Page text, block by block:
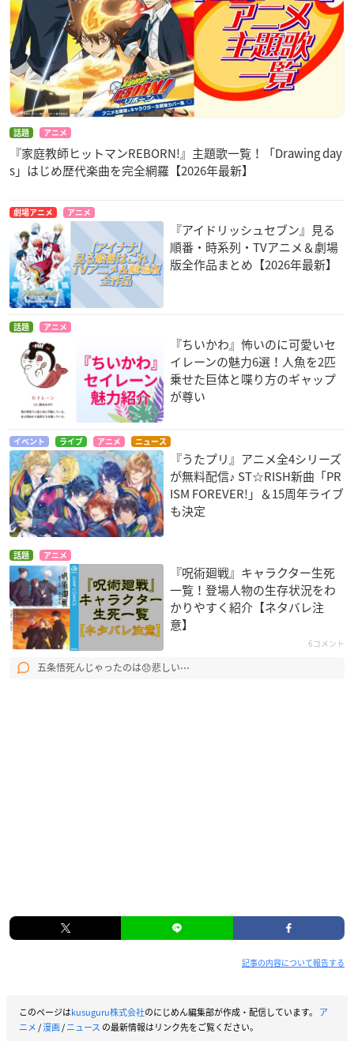
話題 アニメ
『家庭教師ヒットマンREBORN!』主題歌一覧！「Drawing day
s」はじめ歴代楽曲を完全網羅【2026年最新】
劇場アニメ アニメ
『アイドリッシュセブン』見る
順番・時系列・TVアニメ＆劇場
版全作品まとめ【2026年最新】
話題 アニメ
『ちいかわ』怖いのに可愛いセ
イレーンの魅力6選！人魚を2匹
乗せた巨体と喋り方のギャップ
が尊い
イベント ライブ アニメ ニュース
『うたプリ』アニメ全4シリーズ
が無料配信♪ ST☆RISH新曲「PR
ISM FOREVER!」＆15周年ライブ
も決定
話題 アニメ
『呪術廻戦』キャラクター生死
一覧！登場人物の生存状況をわ
かりやすく紹介【ネタバレ注
意】
6コメント
五条悟死んじゃったのは😞悲しい⋯
記事の内容について報告する
このページはkusuguru株式会社のにじめん編集部が作成・配信しています。 ア
ニメ/漫画/ニュース の最新情報はリンク先をご覧ください。